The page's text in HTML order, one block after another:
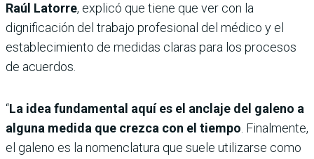
Raúl Latorre, explicó que tiene que ver con la
dignificación del trabajo profesional del médico y el
establecimiento de medidas claras para los procesos
de acuerdos.
“La idea fundamental aquí es el anclaje del galeno a
alguna medida que crezca con el tiempo. Finalmente,
el galeno es la nomenclatura que suele utilizarse como